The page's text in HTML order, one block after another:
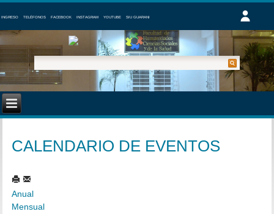
INGRESO TELÉFONOS FACEBOOK INSTAGRAM YOUTUBE SIU GUARANI
CALENDARIO DE EVENTOS
Anual
Mensual